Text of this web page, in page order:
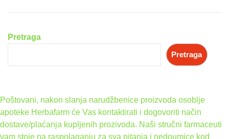
Pretraga
Pretraga
Poštovani, nakon slanja narudžbenice proizvoda osoblje
apoteke Herbafarm će Vas kontaktirati i dogovoriti način
dostave/plaćanja kupljenih prozivoda. Naši stručni farmaceuti
vam stoje na raspolaganju za sva pitanja i nedoumice kod